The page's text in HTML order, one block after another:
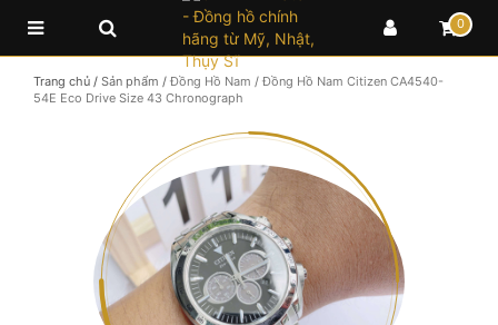
0
Trang chủ / Sản phẩm / Đồng Hồ Nam / Đồng Hồ Nam Citizen CA4540-
54E Eco Drive Size 43 Chronograph